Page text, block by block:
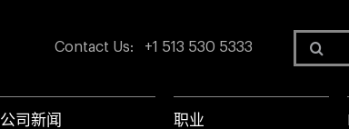
Contact Us: +1 513 530 5333
Search
for:
公司新闻 职业